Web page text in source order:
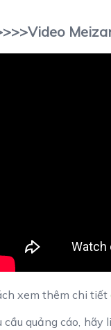
xem thêm chi tiết
cầu quảng cáo,